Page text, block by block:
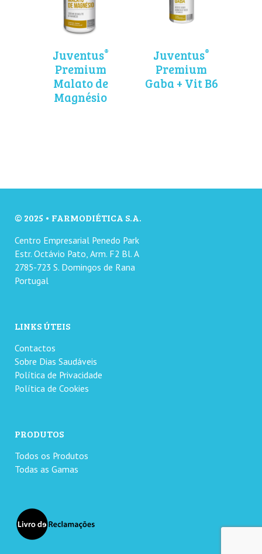
Juventus®
Premium
Malato de
Magnésio
Juventus®
Premium
Gaba + Vit B6
© 2025 • FARMODIÉTICA S.A.
Centro Empresarial Penedo Park
Estr. Octávio Pato, Arm. F2 Bl. A
2785-723 S. Domingos de Rana
Portugal
LINKS ÚTEIS
Contactos
Sobre Dias Saudáveis
Política de Privacidade
Política de Cookies
PRODUTOS
Todos os Produtos
Todas as Gamas